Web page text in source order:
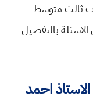
ثالث متوسط
جغرافية ص 13 حل كل الاسئلة بالتفصيل
الاستاذ احمد